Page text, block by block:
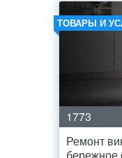
ТОВАРЫ И
1773
Ремонт